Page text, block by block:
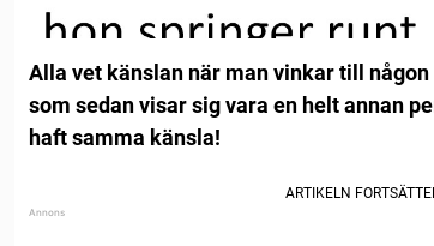
Alla vet känslan när man vinkar till
som sedan visar sig vara en helt annan
haft samma känsla!